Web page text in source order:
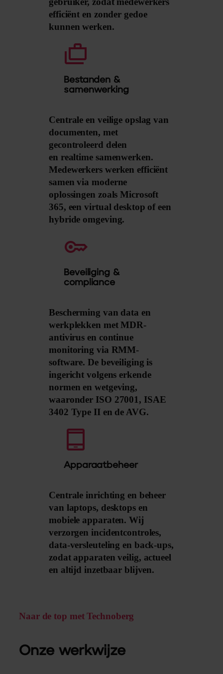
efficiënt en zonder gedoe
kunnen werken.
Bestanden &
samenwerking
Centrale en veilige opslag van
documenten, met
gecontroleerd delen
en realtime samenwerken.
Medewerkers werken efficiënt
samen via moderne
oplossingen zoals Microsoft
365, een virtual desktop of een
hybride omgeving.
Beveiliging &
compliance
Bescherming van data en
werkplekken met MDR-
antivirus en continue
monitoring via RMM-
software. De beveiliging is
ingericht volgens erkende
normen en wetgeving,
waaronder ISO 27001, ISAE
3402 Type II en de AVG.
Apparaatbeheer
Centrale inrichting en beheer
van laptops, desktops en
mobiele apparaten. Wij
verzorgen incidentcontroles,
data-versleuteling en back-ups,
zodat apparaten veilig, actueel
en altijd inzetbaar blijven.
Naar de top met Technoberg
Onze werkwijze